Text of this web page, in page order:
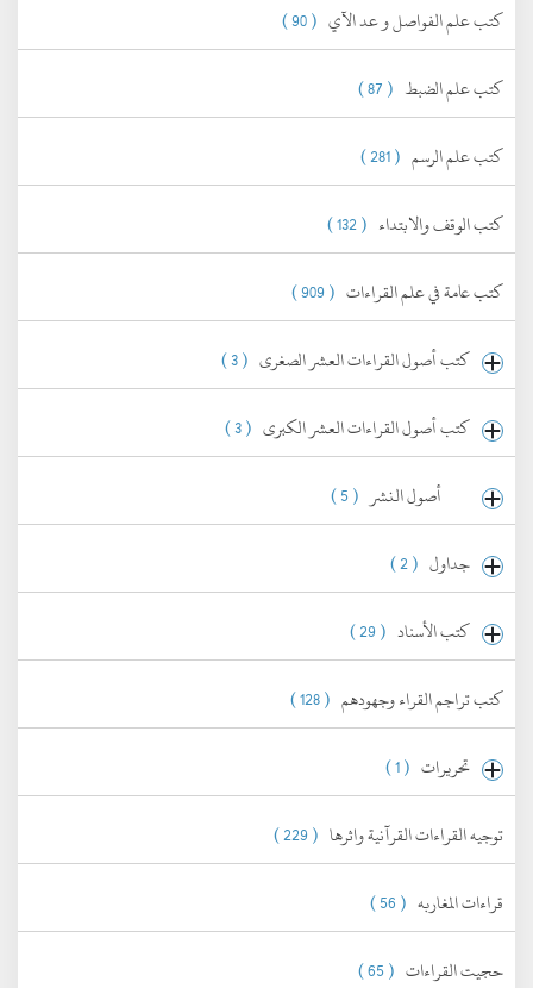
كتب علم الفواصل و عد الآي ( 90 )
كتب علم الضبط ( 87 )
كتب علم الرسم ( 281 )
كتب الوقف والابتداء ( 132 )
كتب عامة في علم القراءات ( 909 )
كتب أصول القراءات العشر الصغرى ( 3 )
كتب أصول القراءات العشر الكبرى ( 3 )
أصول النشر ( 5 )
جداول ( 2 )
كتب الأسناد ( 29 )
كتب تراجم القراء وجهودهم ( 128 )
تحريرات ( 1 )
توجيه القراءات القرآنية واثرها ( 229 )
قراءات المغاربه ( 56 )
حجيت القراءات ( 65 )